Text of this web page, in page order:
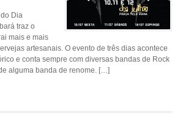
Dia
traz o
mais e mais
artesanais. O evento de três dias acontece
e conta sempre com diversas bandas de Rock
alguma banda de renome. […]